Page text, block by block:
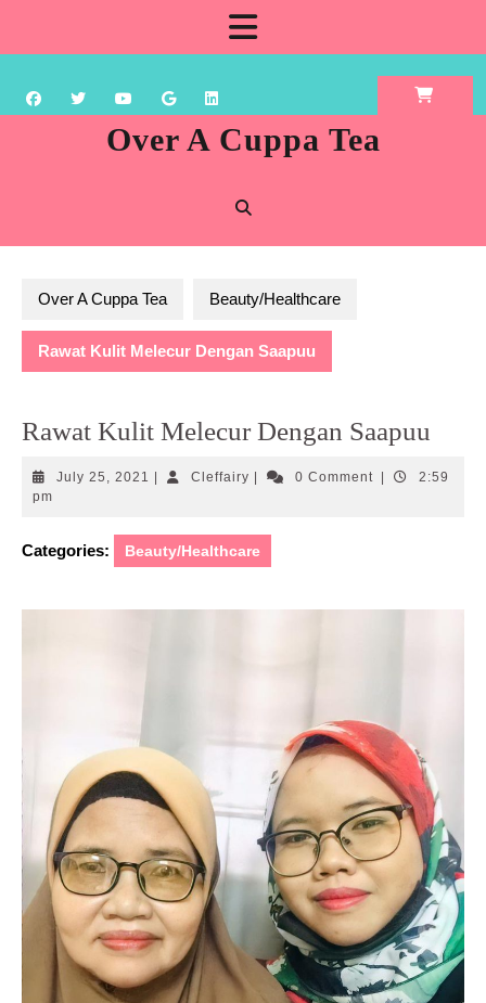
content
Over A Cuppa Tea
Over A Cuppa Tea Beauty/Healthcare
Rawat Kulit Melecur Dengan Saapuu
Rawat Kulit Melecur Dengan Saapuu
July 25, 2021 July
CleffairyCleffairy0 Comment
2:59
pm
Categories: Beauty/Healthcare